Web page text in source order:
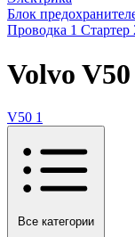
Блок
Проводка 1 Стартер
Volvo
V50 1
Все категории